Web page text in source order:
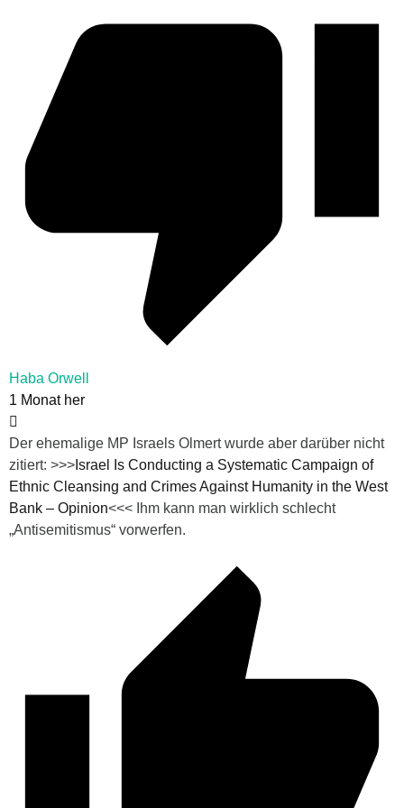
Haba Orwell
1 Monat her
Der ehemalige MP Israels Olmert wurde aber darüber nicht
zitiert: >>> Israel Is Conducting a Systematic Campaign of
Ethnic Cleansing and Crimes Against Humanity in the West
Bank – Opinion<<< Ihm kann man wirklich schlecht
„Antisemitismus“ vorwerfen.